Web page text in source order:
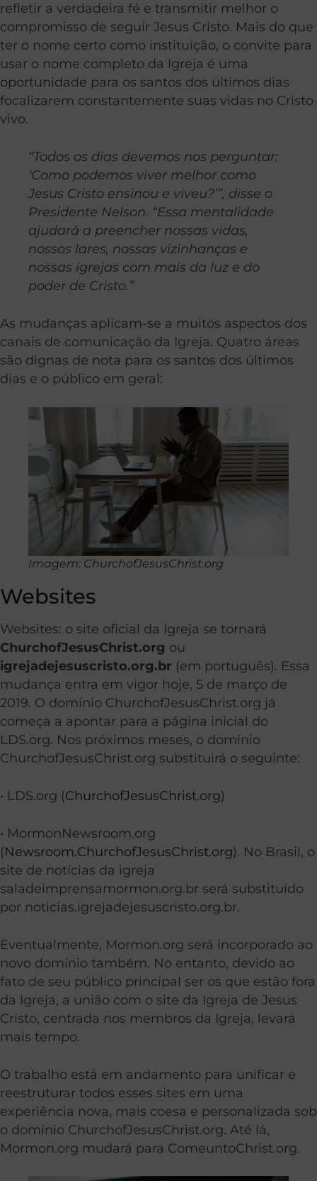
refletir a verdadeira fé e transmitir melhor o
compromisso de seguir Jesus Cristo. Mais do que
ter o nome certo como instituição, o convite para
usar o nome completo da Igreja é uma
oportunidade para os santos dos últimos dias
focalizarem constantemente suas vidas no Cristo
vivo.
“Todos os dias devemos nos perguntar:
‘Como podemos viver melhor como
Jesus Cristo ensinou e viveu?’”, disse o
Presidente Nelson. “Essa mentalidade
ajudará a preencher nossas vidas,
nossos lares, nossas vizinhanças e
nossas igrejas com mais da luz e do
poder de Cristo.”
As mudanças aplicam-se a muitos aspectos dos
canais de comunicação da Igreja. Quatro áreas
são dignas de nota para os santos dos últimos
dias e o público em geral:
Imagem: ChurchofJesusChrist.org
Websites
Websites: o site oficial da Igreja se tornará
ChurchofJesusChrist.org ou
igrejadejesuscristo.org.br (em português). Essa
mudança entra em vigor hoje, 5 de março de
2019. O domínio ChurchofJesusChrist.org já
começa a apontar para a página inicial do
LDS.org. Nos próximos meses, o domínio
ChurchofJesusChrist.org substituirá o seguinte:
• LDS.org (ChurchofJesusChrist.org)
• MormonNewsroom.org
(Newsroom.ChurchofJesusChrist.org). No Brasil, o
site de notícias da igreja
saladeimprensamormon.org.br será substituído
por noticias.igrejadejesuscristo.org.br.
Eventualmente, Mormon.org será incorporado ao
novo domínio também. No entanto, devido ao
fato de seu público principal ser os que estão fora
da Igreja, a união com o site da Igreja de Jesus
Cristo, centrada nos membros da Igreja, levará
mais tempo.
O trabalho está em andamento para unificar e
reestruturar todos esses sites em uma
experiência nova, mais coesa e personalizada sob
o domínio ChurchofJesusChrist.org. Até lá,
Mormon.org mudará para ComeuntoChrist.org.